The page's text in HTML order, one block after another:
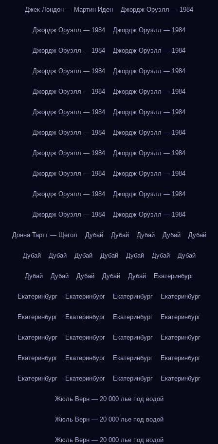
Джек Лондон — Мартин Иден Джордж Оруэлл — 1984
Джордж Оруэлл — 1984 Джордж Оруэлл — 1984
Джордж Оруэлл — 1984 Джордж Оруэлл — 1984
Джордж Оруэлл — 1984 Джордж Оруэлл — 1984
Джордж Оруэлл — 1984 Джордж Оруэлл — 1984
Джордж Оруэлл — 1984 Джордж Оруэлл — 1984
Джордж Оруэлл — 1984 Джордж Оруэлл — 1984
Джордж Оруэлл — 1984 Джордж Оруэлл — 1984
Джордж Оруэлл — 1984 Джордж Оруэлл — 1984
Джордж Оруэлл — 1984 Джордж Оруэлл — 1984
Джордж Оруэлл — 1984 Джордж Оруэлл — 1984
Донна Тартт — Щегол Дубай Дубай Дубай Дубай Дубай
Дубай Дубай Дубай Дубай Дубай Дубай Дубай
Дубай Дубай Дубай Дубай Дубай Екатеринбург
Екатеринбург Екатеринбург Екатеринбург Екатеринбург
Екатеринбург Екатеринбург Екатеринбург Екатеринбург
Екатеринбург Екатеринбург Екатеринбург Екатеринбург
Екатеринбург Екатеринбург Екатеринбург Екатеринбург
Екатеринбург Екатеринбург Екатеринбург Екатеринбург
Жюль Верн — 20 000 лье под водой
Жюль Верн — 20 000 лье под водой
Жюль Верн — 20 000 лье под водой